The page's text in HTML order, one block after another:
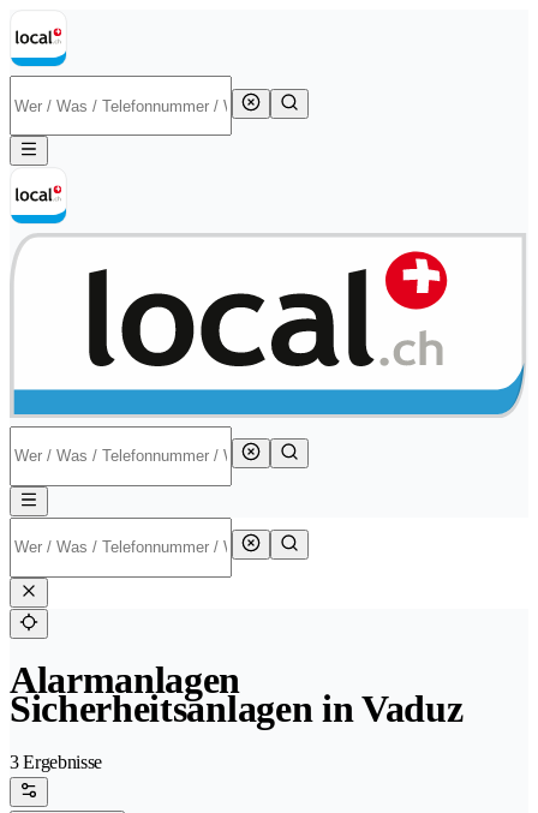
Alarmanlagen
Sicherheitsanlagen in Vaduz
3 Ergebnisse